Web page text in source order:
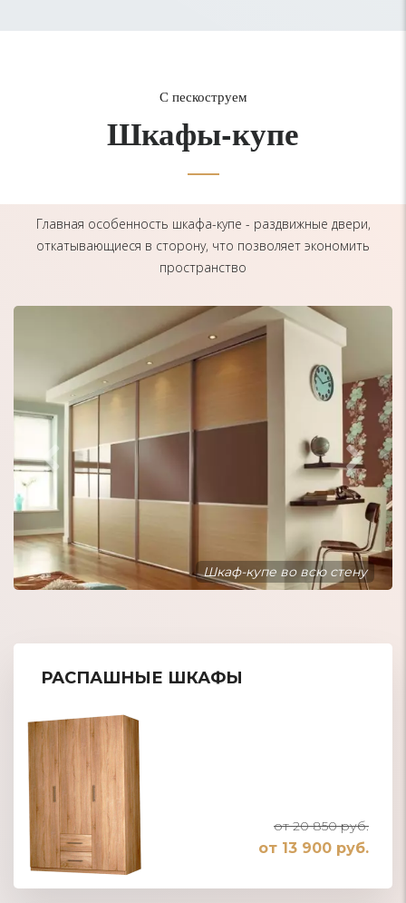
С пескоструем
Шкафы-купе
Главная особенность шкафа-купе - раздвижные двери,
откатывающиеся в сторону, что позволяет экономить
пространство
Шкаф-купе встроенный в нишу
РАСПАШНЫЕ ШКАФЫ
от 20 850 руб.
от 13 900 руб.